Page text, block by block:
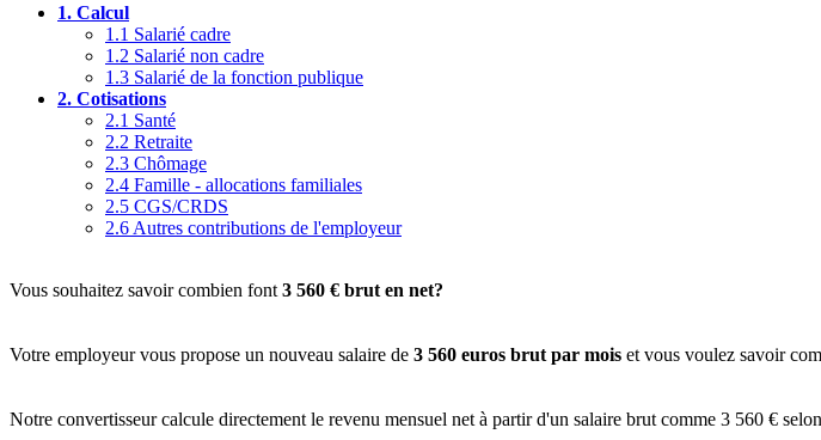
1. Calcul
1.1 Salarié cadre
1.2 Salarié non cadre
1.3 Salarié de la fonction publique
2. Cotisations
2.1 Santé
2.2 Retraite
2.3 Chômage
2.4 Famille - allocations familiales
2.5 CGS/CRDS
2.6 Autres contributions de l'employeur
Vous souhaitez savoir combien font 3 560 € brut en net?
Votre employeur vous propose un nouveau salaire de 3 560 euros brut par mois et vous voulez savoir
Notre convertisseur calcule directement le revenu mensuel net à partir d'un salaire brut comme 3 560 €